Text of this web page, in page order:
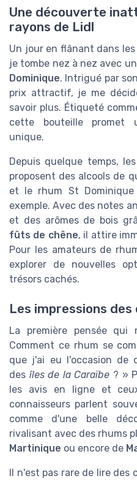
Une découverte
rayons de Lidl
Un jour en flânant dans
je tombe nez à nez avec
Dominique. Intrigué par
prix attractif, je me
savoir plus. Étiqueté
cette bouteille promet
unique.
Depuis quelque temps,
proposent des alcools de
et le rhum St
exemple. Avec des notes
et des arômes de bois
fûts de chêne, il attire
Pour les amateurs de
explorer de nouvelles
trésors cachés.
Les impressions des
La première pensée
Comment ce rhum se
que j'ai eu l'occasion de
des îles de la Caraïbe ? »
les avis en ligne et
connaisseurs parlent
comme d'une belle
rivalisant avec des rhums
Martinique ou encore de
Il n'est pas rare de lire des